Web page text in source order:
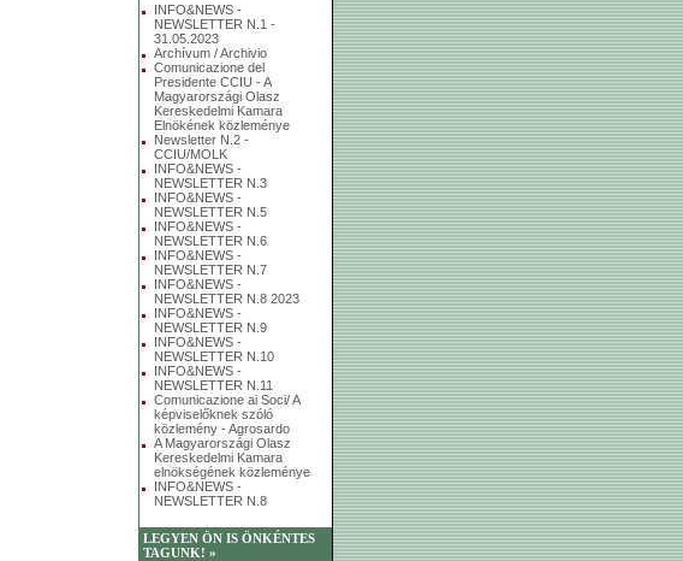
INFO&NEWS -
NEWSLETTER N.1 -
31.05.2023
Archívum / Archivio
Comunicazione del
Presidente CCIU - A
Magyarországi Olasz
Kereskedelmi Kamara
Elnökének közleménye
Newsletter N.2 -
CCIU/MOLK
INFO&NEWS -
NEWSLETTER N.3
INFO&NEWS -
NEWSLETTER N.5
INFO&NEWS -
NEWSLETTER N.6
INFO&NEWS -
NEWSLETTER N.7
INFO&NEWS -
NEWSLETTER N.8 2023
INFO&NEWS -
NEWSLETTER N.9
INFO&NEWS -
NEWSLETTER N.10
INFO&NEWS -
NEWSLETTER N.11
Comunicazione ai Soci/ A
képviselőknek szóló
közlemény - Agrosardo
A Magyarországi Olasz
Kereskedelmi Kamara
elnökségének közleménye
INFO&NEWS -
NEWSLETTER N.8
LEGYEN ÖN IS ÖNKÉNTES
TAGUNK! »